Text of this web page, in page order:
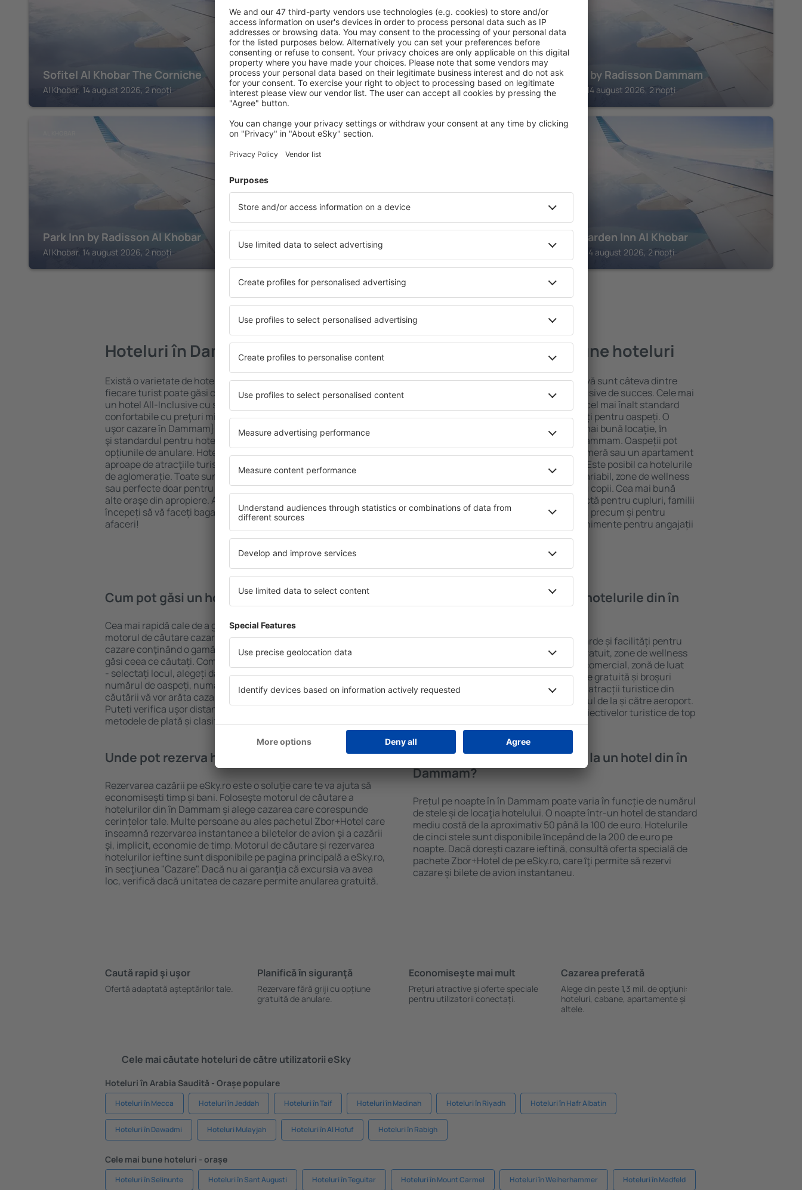
Sofitel Al Khobar The Corniche
Al Khobar, 14 august 2026, 2 nopți
Mövenpick Hotel Al Khobar
Al Khobar, 14 august 2026, 2 nopți
Park Inn by Radisson Dammam
Dammam, 14 august 2026, 2 nopți
Park Inn by Radisson Al Khobar
Al Khobar, 14 august 2026, 2 nopți
AL KHOBAR
Al Khobar, 14 august 2026, 2 nopți
Hilton Garden Inn Al Khobar
Al Khobar, 14 august 2026, 2 nopți
Vedeți mai multe hoteluri în Dammam
Hoteluri în Dammam
Există o varietate de hoteluri disponibile în Dammam, astfel încât
fiecare turist poate găsi cazare potrivită nevoilor sale. Preferați
un hotel All-Inclusive cu standarde ȋnalte sau preferați hoteluri
confortabile cu preţuri mici? Cu ajutorul nostru puteți rezerva
uşor cazare în Dammam} pentru orice buget! Selectați destinația
şi standardul pentru hotel, verificați metodele de plată și
opțiunile de anulare. Hotelurile în Dammam sunt situate atât
aproape de atracţiile turistice populare, cât și puțin mai departe
de aglomerație. Toate sunt disponibile pentru o vacanță lungă
sau perfecte doar pentru o noapte atunci când doriţi să vizitaţi şi
alte oraşe din apropiere. Alegeți hotelul care vi se potriveşte și
începeți să vă faceți bagajele pentru o vacanţă sau călătorie de
afaceri!
Dammam – cele mai bune hoteluri
O varietate de servicii și o locație atractivă sunt câteva dintre
elementele cheie ale unui hotel All-Inclusive de succes. Cele mai
bune hoteluri din Dammam garantează cel mai înalt standard
pentru servicii și o gamă largă de facilități pentru oaspeți. O
cazare cu standarde ridicate oferă cea mai bună locație, ȋn
apropiere de principalele distracţii din Dammam. Oaspeții pot
folosi parcarea gratuită și pot alege o cameră sau un apartament
care să corespundă perfect nevoilor lor. Este posibil ca hotelurile
cu standarde ȋnalte să ofere un meniu variabil, zone de wellness
precum spa și fitness, și activități pentru copii. Cea mai bună
cazare în Dammam este o alegere perfectă pentru cupluri, familii
și persoane aflate în călătorie de afaceri, precum și pentru
companii care doresc să organizeze evenimente pentru angajații
lor.
Cum pot găsi un hotel în Dammam?
Cea mai rapidă cale de a găsi un hotel în Dammam este folosind
motorul de căutare cazare eSky. Baza mare de date cu locuri de
cazare conţinând o gamă largă de opţiuni este o garanție că veți
găsi ceea ce căutați. Completați câmpurile motorului de căutare
- selectați locul, alegeți data de check-in și check-out, adăugați
numărul de oaspeți, numărul de camere şi gata! Rezultatele
căutării vă vor arăta cazarea disponibilă ȋn perioada selectată.
Puteți verifica uşor distanța de la hotel ȋn centrul orașului,
metodele de plată și clasificarea hotelului.
Ce fel de facilităţi voi găsi ȋn hotelurile din în
Hotelurile în Dammam au diferite standarde și facilități pentru
oaspeți. Cele mai frecvente sunt Wi-Fi gratuit, zone de wellness
cu SPA, mini bar/seif în cameră, centru comercial, zonă de luat
masa, zonă de joacă pentru copii, parcare gratuită și broșuri
informative despre cele mai interesante atracții turistice din
zonă. Unele proprietăți includ și transferul de la și către aeroport.
Uneori, acestea încurajează vizitarea obiectivelor turistice de top
în Dammam.
Unde pot rezerva hoteluri ȋn în Dammam?
Rezervarea cazării pe eSky.ro este o soluție care te va ajuta să
economiseşti timp și bani. Foloseşte motorul de căutare a
hotelurilor din în Dammam și alege cazarea care corespunde
cerințelor tale. Multe persoane au ales pachetul Zbor+Hotel care
ȋnseamnă rezervarea instantanee a biletelor de avion şi a cazării
şi, implicit, economie de timp. Motorul de căutare și rezervarea
hotelurilor ieftine sunt disponibile pe pagina principală a eSky.ro,
ȋn secţiunea "Cazare". Dacă nu ai garanţia că excursia va avea
loc, verifică dacă unitatea de cazare permite anularea gratuită.
Cât costă o noapte de cazare la un hotel din în
Dammam?
Prețul pe noapte în în Dammam poate varia în funcție de numărul
de stele și de locaţia hotelului. O noapte într-un hotel de standard
mediu costă de la aproximativ 50 până la 100 de euro. Hotelurile
de cinci stele sunt disponibile ȋncepând de la 200 de euro pe
noapte. Dacă doreşti cazare ieftină, consultă oferta specială de
pachete Zbor+Hotel de pe eSky.ro, care ȋţi permite să rezervi
cazare și bilete de avion instantaneu.
Caută rapid şi uşor
Ofertă adaptată aşteptărilor tale.
Planifică ȋn siguranţă
Rezervare fără griji cu opțiune
gratuită de anulare.
Economiseşte mai mult
Prețuri atractive și oferte speciale
pentru utilizatorii conectați.
Cazarea preferată
Alege din peste 1,3 mil. de opţiuni:
hoteluri, cabane, apartamente și
altele.
Cele mai căutate hoteluri de către utilizatorii eSky
Hoteluri în Arabia Saudită - Orașe populare
Hoteluri în Mecca Hoteluri în Jeddah Hoteluri în Taif Hoteluri în Madinah Hoteluri în Riyadh Hoteluri în Hafr Albatin
Hoteluri în Dawadmi Hoteluri Mulayjah Hoteluri în Al Hofuf Hoteluri în Rabigh
Cele mai bune hoteluri - orașe
Hoteluri în Selinunte Hoteluri în Sant Augusti Hoteluri în Teguitar Hoteluri în Mount Carmel Hoteluri în Weiherhammer Hoteluri în Madfeld